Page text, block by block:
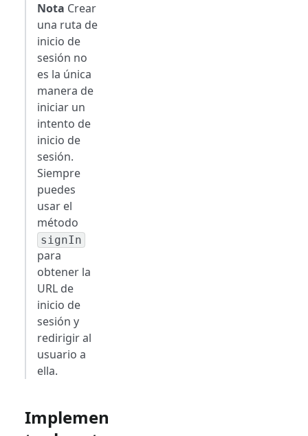
Nota Crear
una ruta de
inicio de
sesión no
es la única
manera de
iniciar un
intento de
inicio de
sesión.
Siempre
puedes
usar el
método
signIn
para
obtener la
URL de
inicio de
sesión y
redirigir al
usuario a
ella.
Implemen